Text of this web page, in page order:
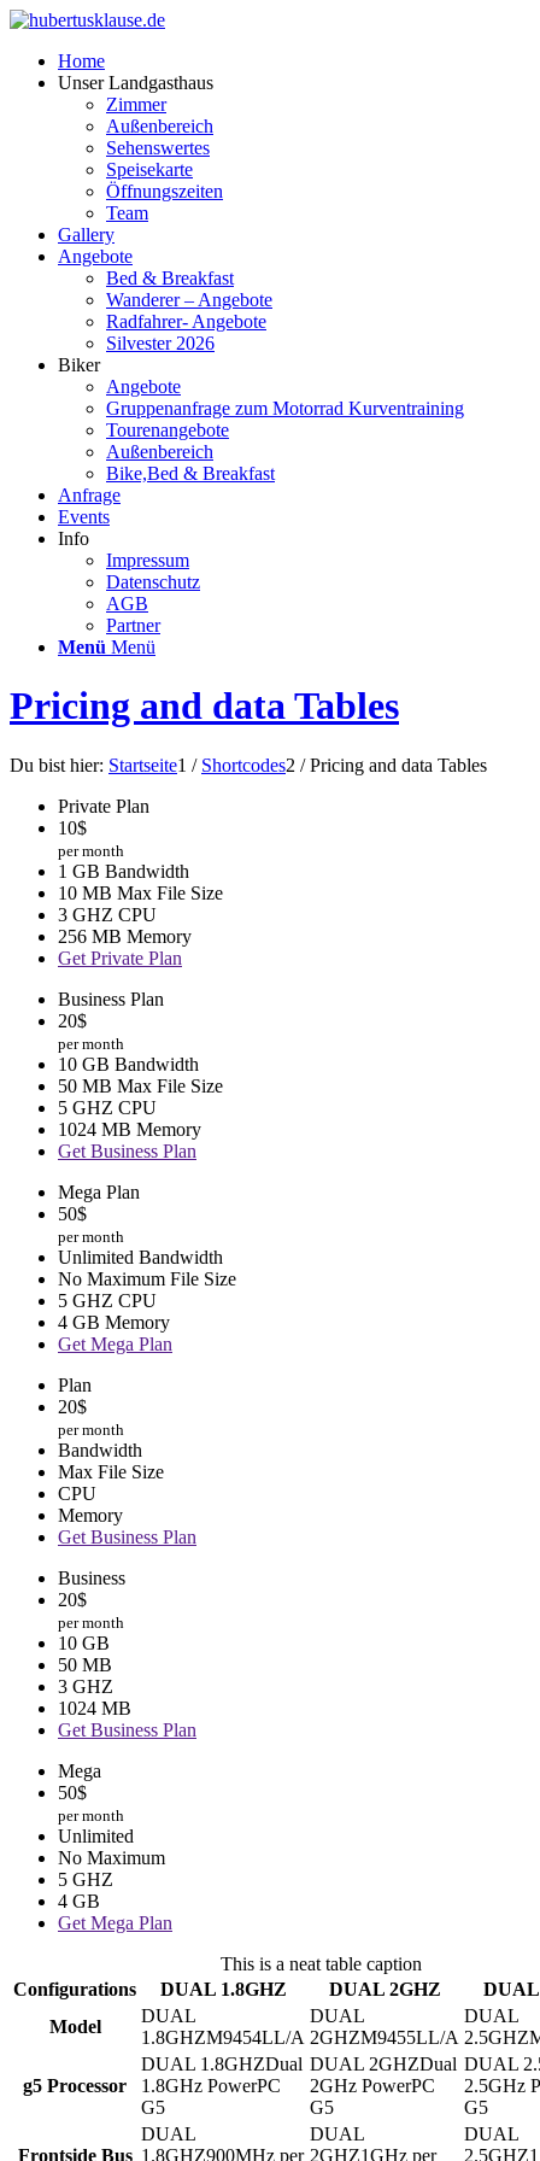
Home
Unser Landgasthaus
Zimmer
Außenbereich
Sehenswertes
Speisekarte
Öffnungszeiten
Team
Gallery
Angebote
Bed & Breakfast
Wanderer – Angebote
Radfahrer- Angebote
Silvester 2026
Biker
Angebote
Gruppenanfrage zum Motorrad Kurventraining
Tourenangebote
Außenbereich
Bike,Bed & Breakfast
Anfrage
Events
Info
Impressum
Datenschutz
AGB
Partner
Menü Menü
Pricing and data Tables
Du bist hier: Startseite1 / Shortcodes2 / Pricing and data Tables
Private Plan
10$
per month
1 GB Bandwidth
10 MB Max File Size
3 GHZ CPU
256 MB Memory
Get Private Plan
Business Plan
20$
per month
10 GB Bandwidth
50 MB Max File Size
5 GHZ CPU
1024 MB Memory
Get Business Plan
Mega Plan
50$
per month
Unlimited Bandwidth
No Maximum File Size
5 GHZ CPU
4 GB Memory
Get Mega Plan
Plan
20$
per month
Bandwidth
Max File Size
CPU
Memory
Get Business Plan
Business
20$
per month
10 GB
50 MB
3 GHZ
1024 MB
Get Business Plan
Mega
50$
per month
Unlimited
No Maximum
5 GHZ
4 GB
Get Mega Plan
This is a neat table caption
Configurations
DUAL 1.8GHZ DUAL 2GHZ
DUAL
Model
M9454LL/A M9455LL/A
g5 Processor
Dual
1.8GHz PowerPC
G5
Dual
2GHz PowerPC
G5
2.5GHz
G5
Frontside Bus 900MHz per 1GHz per